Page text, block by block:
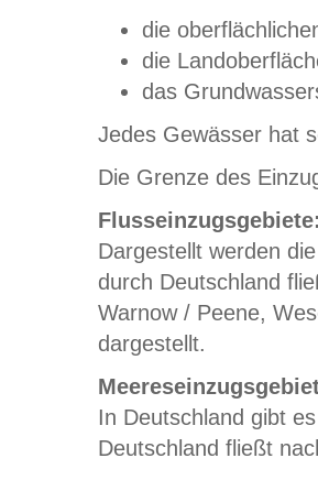
die
die
das
Jedes Gewässer hat
Die Grenze des
Dargestellt werden
durch Deutschland
Warnow / Peene,
dargestellt.
In Deutschland gibt
Deutschland fließt